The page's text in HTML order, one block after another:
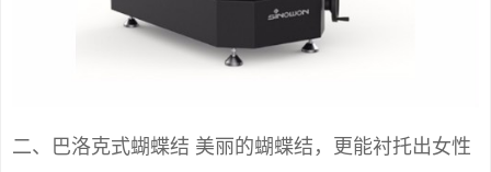
二、巴洛克式蝴蝶结 美丽的蝴蝶结，更能衬托出女性